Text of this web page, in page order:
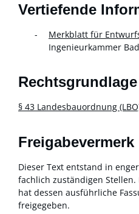
Vertiefende
Merkblatt für
Ingenieurkammer
Rechtsgrundlage
§ 43 Landesbauordnung
Freigabevermerk
Dieser Text entstand in
fachlich zuständigen Stellen.
hat dessen ausführliche
freigegeben.